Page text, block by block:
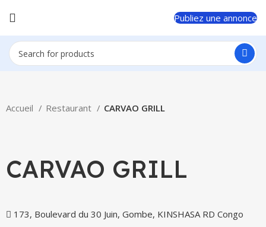
Publiez une annonce
Accueil Restaurant CARVAO GRILL
CARVAO GRILL
173, Boulevard du 30 Juin, Gombe, KINSHASA RD Congo